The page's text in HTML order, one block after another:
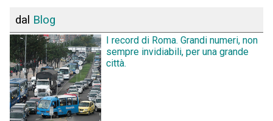
dal Blog
I record di Roma. Grandi numeri, non
sempre invidiabili, per una grande
città.